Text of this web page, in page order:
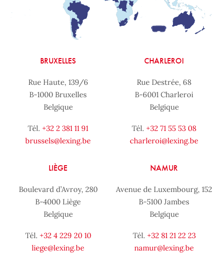
BRUXELLES
Rue Haute, 139/6
B-1000 Bruxelles
Belgique
Tél. +32 2 381 11 91
brussels@lexing.be
CHARLEROI
Rue Destrée, 68
B-6001 Charleroi
Belgique
Tél. +32 71 55 53 08
charleroi@lexing.be
LIÈGE
Boulevard d’Avroy, 280
B-4000 Liège
Belgique
Tél. +32 4 229 20 10
liege@lexing.be
NAMUR
Avenue de Luxembourg, 152
B-5100 Jambes
Belgique
Tél. +32 81 21 22 23
namur@lexing.be